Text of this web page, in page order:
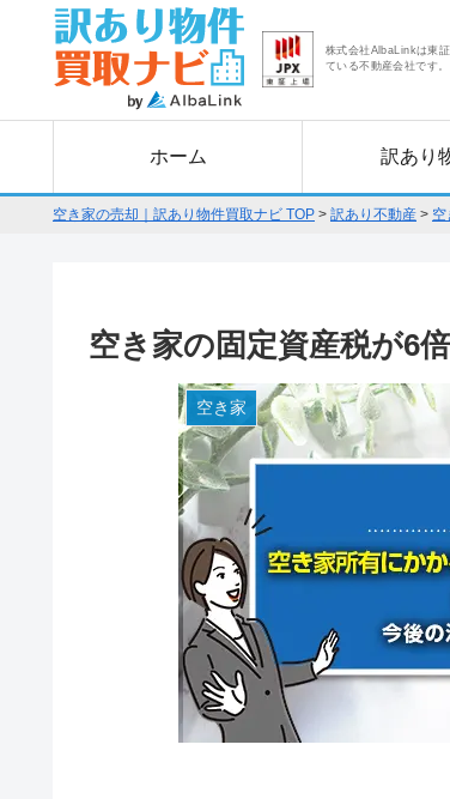
株式会社AlbaLinkは東
ている不動産会社です。
ホーム 訳あり
空き家の売却｜訳あり物件買取ナビ TOP > 訳あり不動産 > 空
空き家の固定資産税が6
空き家